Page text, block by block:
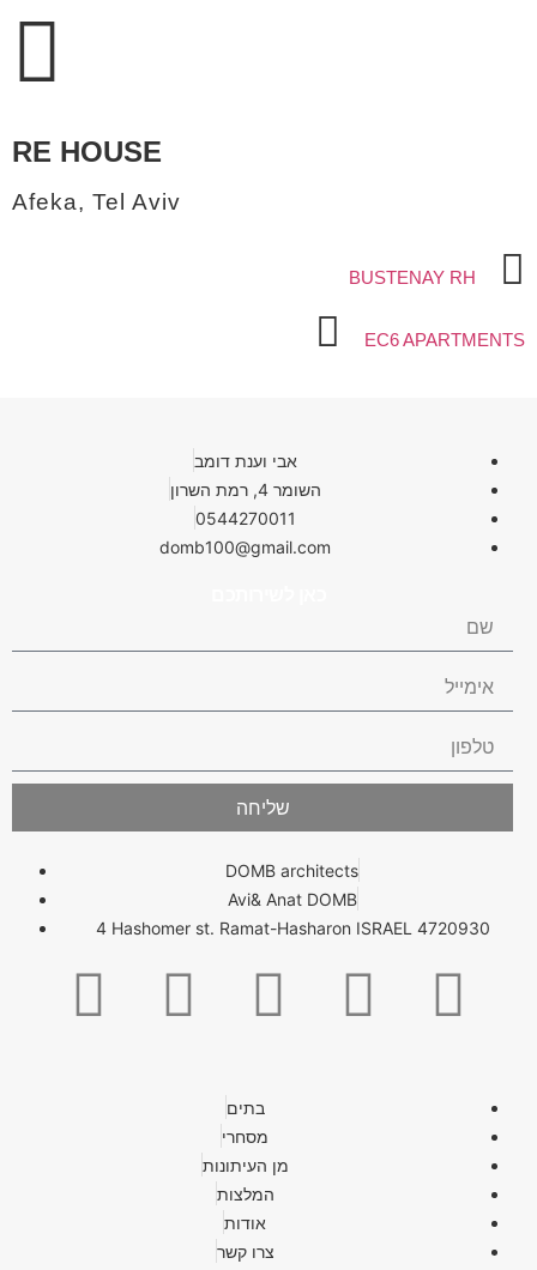
RE HOUSE
Afeka, Tel Aviv
BUSTENAY RH
EC6 APARTMENTS
אבי וענת דומב
השומר 4, רמת השרון
0544270011
domb100@gmail.com
שליחה
DOMB architects
Avi& Anat DOMB
4 Hashomer st. Ramat-Hasharon ISRAEL 4720930
בתים
מסחרי
מן העיתונות
המלצות
אודות
צרו קשר